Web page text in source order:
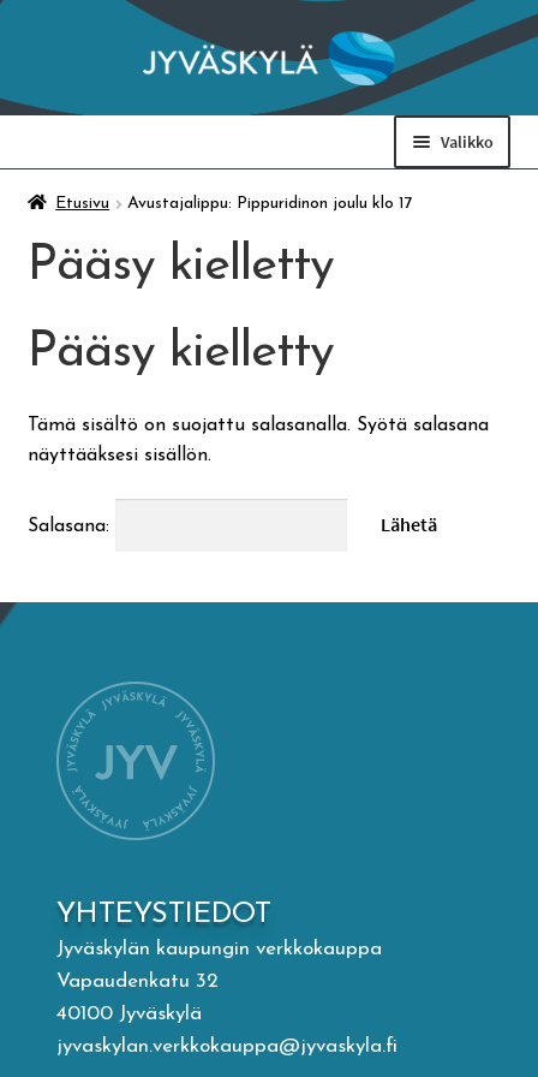
Siirry
navigointiin
Siirry
sisältöön
Valikko
Taidemuseo & Ratamo
Suomen käsityön museo
Skeittihalli
Varhaiskasvatus
Ateria- ja välipalamaksut
Kirjasto
Visit Jyvaskyla Region
Lasten Lysti & LystiKylä-festivaali
Ohje
Etusivu Avustajalippu: Pippuridinon joulu klo 17
Pääsy kielletty
Pääsy kielletty
Tämä sisältö on suojattu salasanalla. Syötä salasana
näyttääksesi sisällön.
Salasana:
YHTEYSTIEDOT
Jyväskylän kaupungin verkkokauppa
Vapaudenkatu 32
40100 Jyväskylä
jyvaskylan.verkkokauppa@jyvaskyla.fi